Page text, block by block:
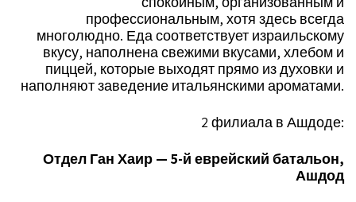
профессиональным, хотя здесь всегда
многолюдно. Еда соответствует израильскому
вкусу, наполнена свежими вкусами, хлебом и
пиццей, которые выходят прямо из духовки и
наполняют заведение итальянскими ароматами.
2 филиала в Ашдоде:
Отдел Ган Хаир — 5-й еврейский батальон,
Ашдод